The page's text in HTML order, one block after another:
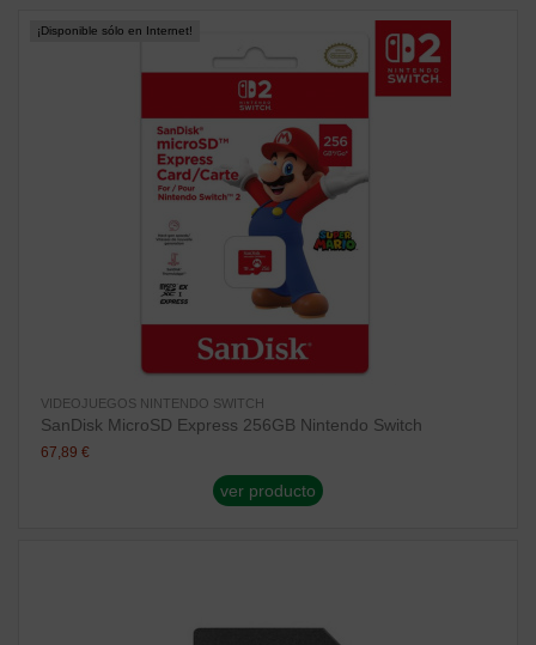
¡Disponible sólo en Internet!
VIDEOJUEGOS NINTENDO SWITCH
SanDisk MicroSD Express 256GB Nintendo Switch
67,89 €
ver producto